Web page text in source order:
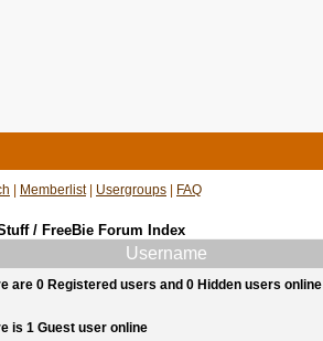
Memberlist| Usergroups FAQ
/ FreeBie Forum Index
Username
are 0 Registered users and 0 Hidden users online
is 1 Guest user online